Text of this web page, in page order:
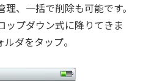
、一括で削除も可能です。
ップダウン式に降りてきま
ダをタップ。